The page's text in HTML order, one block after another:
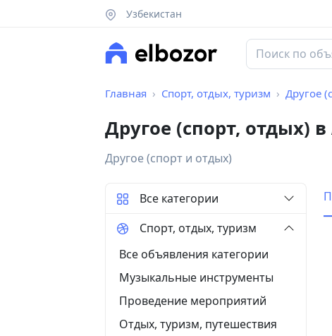
Узбекистан
Главная Спорт, отдых, туризм Другое
Другое (спорт, отдых)
Другое (спорт и отдых)
Все категории
Спорт, отдых, туризм
Все объявления категории
Музыкальные инструменты
Проведение мероприятий
Отдых, туризм, путешествия